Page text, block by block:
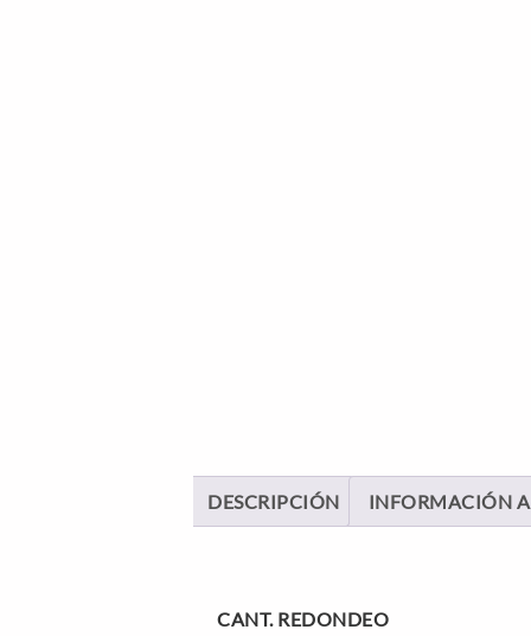
DESCRIPCIÓN INFORMACIÓN
CANT. REDONDEO